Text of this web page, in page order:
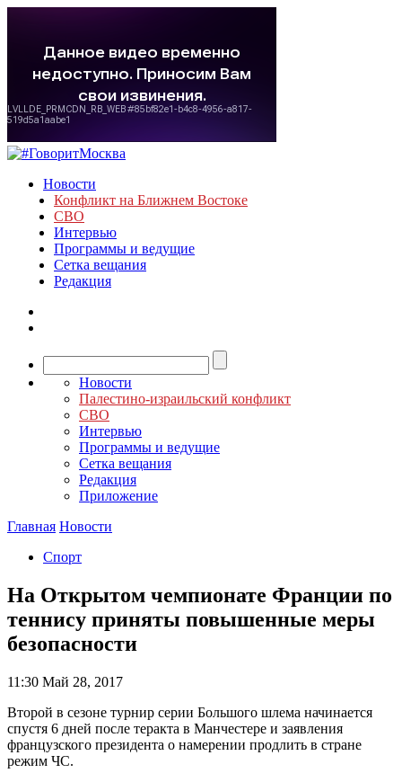
Новости
Конфликт на Ближнем Востоке
СВО
Интервью
Программы и ведущие
Сетка вещания
Редакция
Новости
Палестино-израильский конфликт
СВО
Интервью
Программы и ведущие
Сетка вещания
Редакция
Приложение
Главная Новости
Спорт
На Открытом чемпионате Франции по
теннису приняты повышенные меры
безопасности
11:30 Май 28, 2017
Второй в сезоне турнир серии Большого шлема начинается
спустя 6 дней после теракта в Манчестере и заявления
французского президента о намерении продлить в стране
режим ЧС.